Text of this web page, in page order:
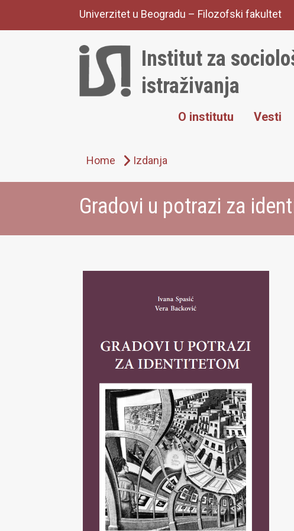
Univerzitet u Beogradu – Filozofski fakultet
Institut za
istraživanja
O institutu Vesti
Home Izdanja
Gradovi u potrazi za